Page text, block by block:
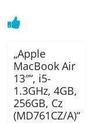
„Apple
MacBook Air
13″“, i5-
1.3GHz, 4GB,
256GB, Cz
(MD761CZ/A)“